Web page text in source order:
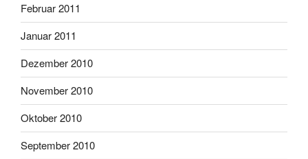
Februar 2011
Januar 2011
Dezember 2010
November 2010
Oktober 2010
September 2010